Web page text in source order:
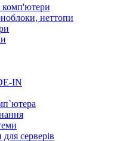
комп'ютери
неттопи
IN
серверів